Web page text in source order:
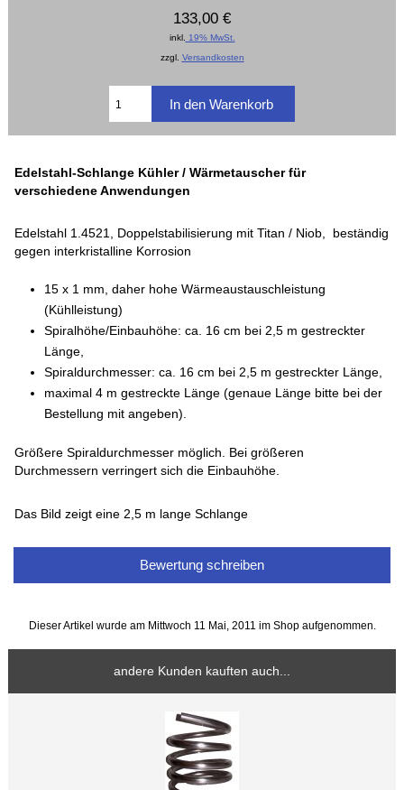
133,00 €
inkl. 19% MwSt.
zzgl. Versandkosten
Edelstahl-Schlange Kühler / Wärmetauscher für
verschiedene Anwendungen
Edelstahl 1.4521, Doppelstabilisierung mit Titan / Niob, beständig
gegen interkristalline Korrosion
15 x 1 mm, daher hohe Wärmeaustauschleistung
(Kühlleistung)
Spiralhöhe/Einbauhöhe: ca. 16 cm bei 2,5 m gestreckter
Länge,
Spiraldurchmesser: ca. 16 cm bei 2,5 m gestreckter Länge,
maximal 4 m gestreckte Länge (genaue Länge bitte bei der
Bestellung mit angeben).
Größere Spiraldurchmesser möglich. Bei größeren
Durchmessern verringert sich die Einbauhöhe.
Das Bild zeigt eine 2,5 m lange Schlange
Bewertung schreiben
Dieser Artikel wurde am Mittwoch 11 Mai, 2011 im Shop aufgenommen.
andere Kunden kauften auch...